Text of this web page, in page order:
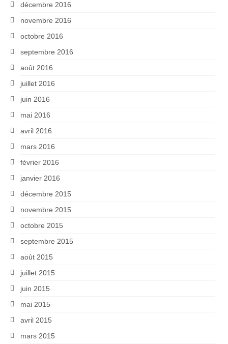
décembre 2016
novembre 2016
octobre 2016
septembre 2016
août 2016
juillet 2016
juin 2016
mai 2016
avril 2016
mars 2016
février 2016
janvier 2016
décembre 2015
novembre 2015
octobre 2015
septembre 2015
août 2015
juillet 2015
juin 2015
mai 2015
avril 2015
mars 2015